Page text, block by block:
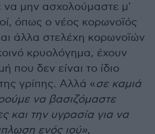
να μην ασχολούμαστε μ'
όπως ο νέος κορωνοϊός
άλλα στελέχη κορωνοϊών
κρυολόγημα, έχουν
που δεν είναι το ίδιο
γρίπης. Αλλά «σε καμιά
να βασιζόμαστε
και την υγρασία για να
ενός ιού»,